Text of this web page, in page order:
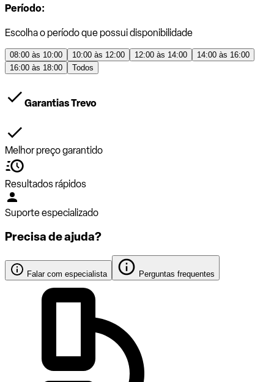
Período:
Escolha o período que possui disponibilidade
08:00 às 10:00 10:00 às 12:00 12:00 às 14:00
14:00 às 16:00
16:00 às 18:00
Todos
Garantias Trevo
Melhor preço garantido
Resultados rápidos
Suporte especializado
Precisa de ajuda?
Falar com especialista Perguntas frequentes